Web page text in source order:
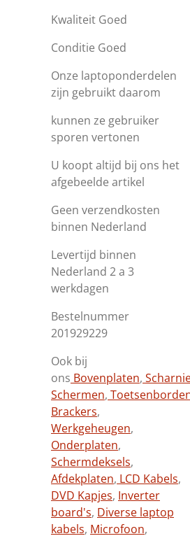
Kwaliteit Goed
Conditie Goed
Onze laptoponderdelen
zijn gebruikt daarom
kunnen ze gebruiker
sporen vertonen
U koopt altijd bij ons het
afgebeelde artikel
Geen verzendkosten
binnen Nederland
Levertijd binnen
Nederland 2 a 3
werkdagen
Bestelnummer
201929229
Ook bij
ons Bovenplaten,
Schermen,
Brackers,
Werkgeheugen,
Onderplaten,
Schermdeksels,
Afdekplaten, LCD Kabels,
DVD Kapjes, Inverter
board's, Diverse laptop
kabels, Microfoon,